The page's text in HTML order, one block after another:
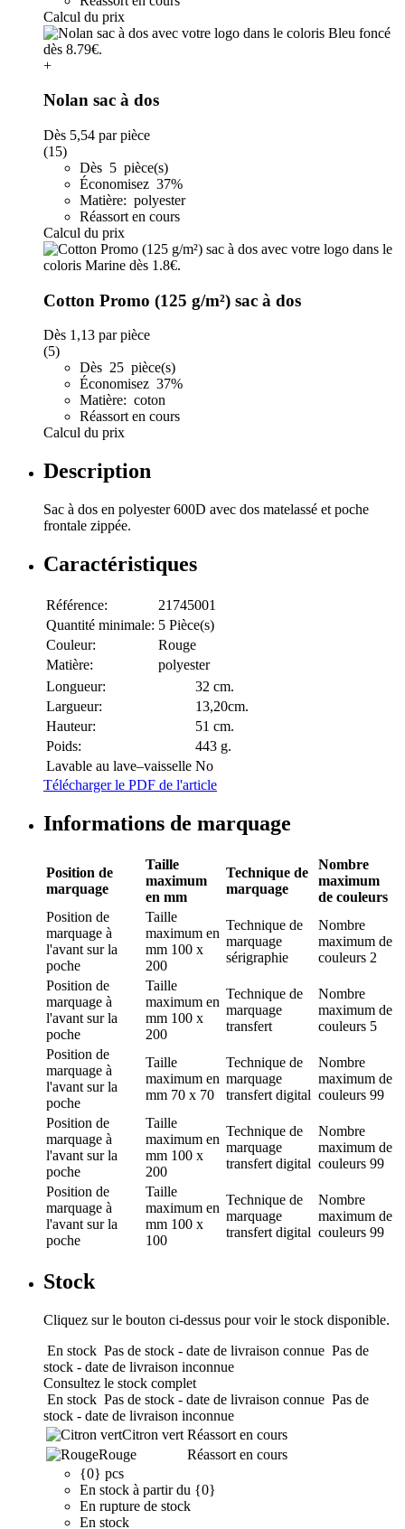
Calcul du prix
+
Nolan sac à dos
Dès 5,54 par pièce
(15)
Dès 5 pièce(s)
Économisez 37%
Matière: polyester
Réassort en cours
Calcul du prix
Cotton Promo (125 g/m²) sac à dos
Dès 1,13 par pièce
(5)
Dès 25 pièce(s)
Économisez 37%
Matière: coton
Réassort en cours
Calcul du prix
Description
Sac à dos en polyester 600D avec dos matelassé et poche
frontale zippée.
Caractéristiques
Référence:
21745001
Quantité minimale: 5 Pièce(s)
Couleur:
Rouge
Matière:
polyester
Longueur:
32 cm.
Largueur:
13,20cm.
Hauteur:
51 cm.
Poids:
443 g.
Lavable au lave–vaisselle No
Télécharger le PDF de l'article
Informations de marquage
Position de
marquage
Taille
maximum
en mm
Technique de
marquage
Nombre
maximum
de couleurs
Position de
marquage à
l'avant sur la
poche
Taille
maximum en
mm 100 x
200
Technique de
marquage
sérigraphie
Nombre
maximum de
couleurs 2
Position de
marquage à
l'avant sur la
poche
Taille
maximum en
mm 100 x
200
Technique de
marquage
transfert
Nombre
maximum de
couleurs 5
Position de
marquage à
l'avant sur la
poche
Taille
maximum en
mm 70 x 70
Technique de
marquage
transfert digital
Nombre
maximum de
couleurs 99
Position de
marquage à
l'avant sur la
poche
Taille
maximum en
mm 100 x
200
Technique de
marquage
transfert digital
Nombre
maximum de
couleurs 99
Position de
marquage à
l'avant sur la
poche
Taille
maximum en
mm 100 x
100
Technique de
marquage
transfert digital
Nombre
maximum de
couleurs 99
Stock
Cliquez sur le bouton ci-dessus pour voir le stock disponible.
En stock Pas de stock - date de livraison connue Pas de
stock - date de livraison inconnue
Consultez le stock complet
En stock Pas de stock - date de livraison connue Pas de
stock - date de livraison inconnue
Citron vert Réassort en cours
Rouge
Réassort en cours
{0} pcs
En stock à partir du {0}
En rupture de stock
En stock